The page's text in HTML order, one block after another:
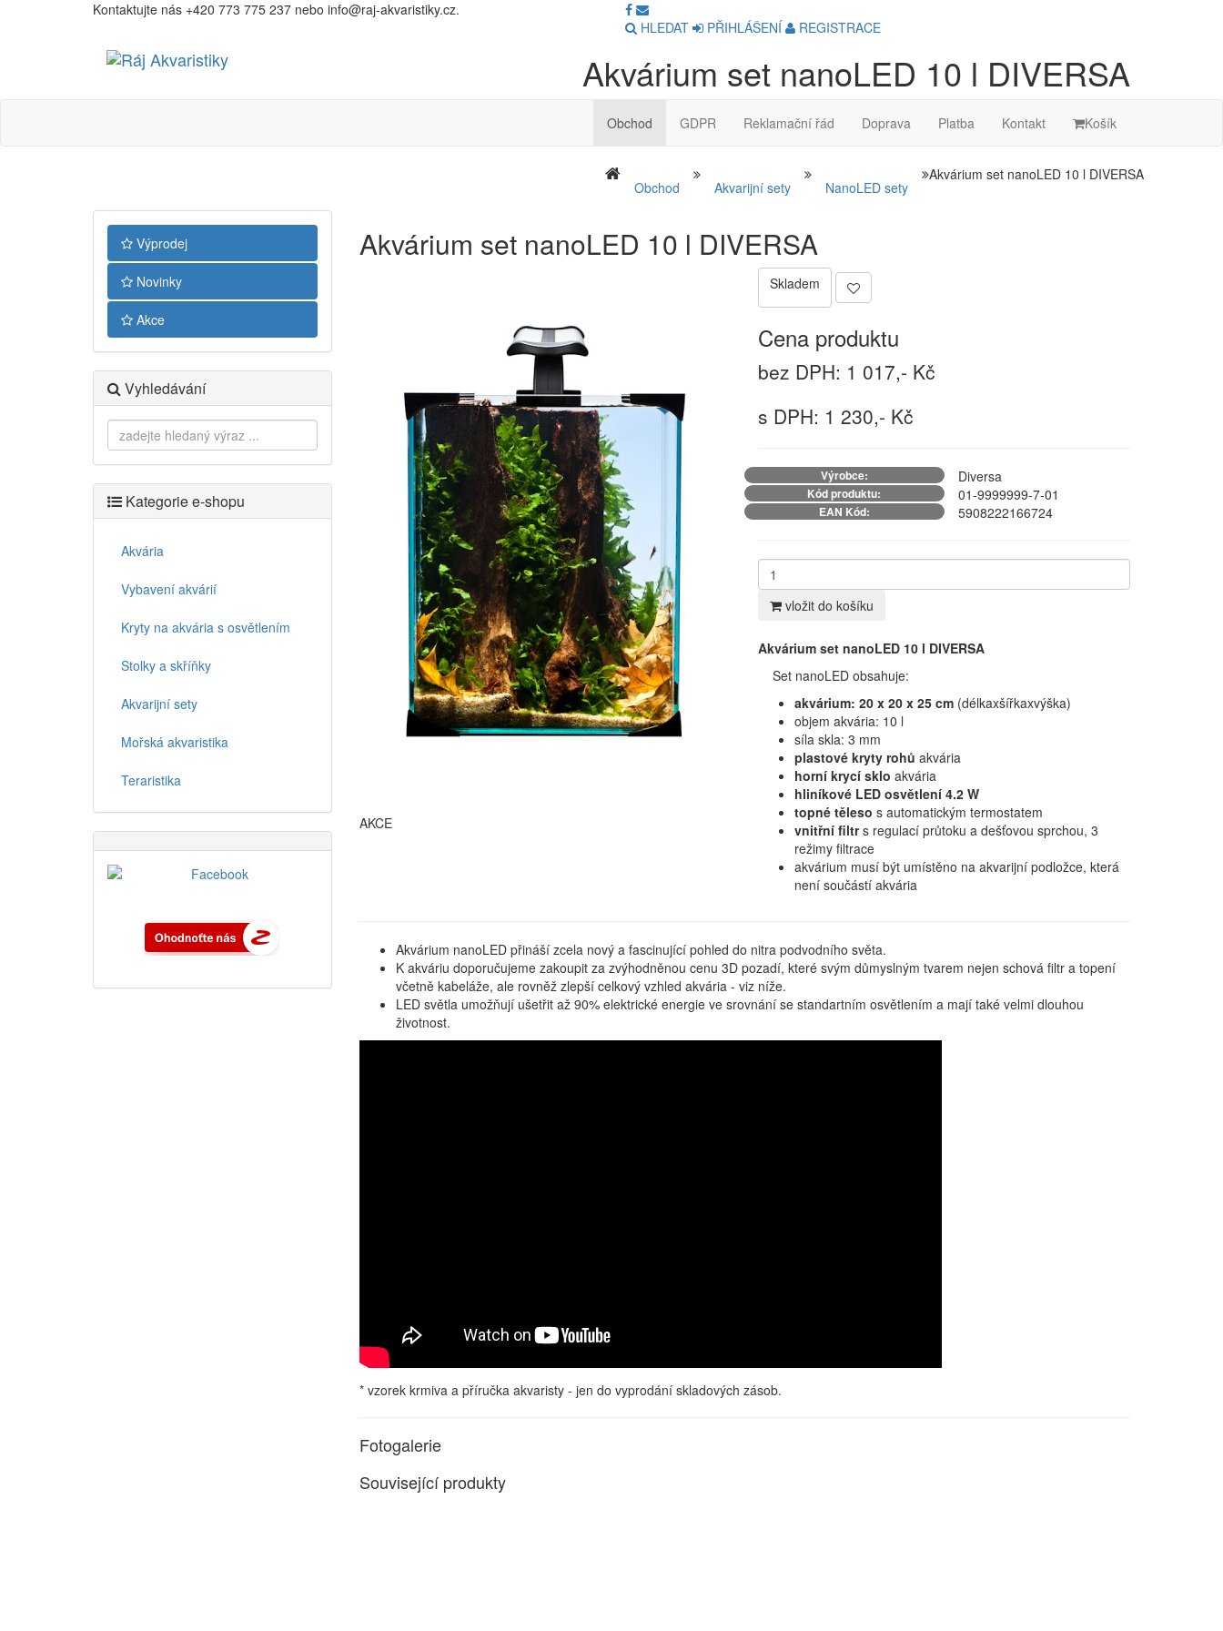
Kontaktujte nás +420 773 775 237 nebo info@raj-akvaristiky.cz.
HLEDAT
PŘIHLÁŠENÍ REGISTRACE
Akvaristiky Akvárium set nanoLED 10 l DIVERSA
Obchod GDPR Reklamační řád Doprava Platba Kontakt Košík
Obchod Akvarijní sety NanoLED sety
Akvárium set nanoLED 10 l DIVERSA
Výprodej
Novinky
Akce
Vyhledávání
Kategorie e-shopu
Akvária
Vybavení akvárií
Kryty na akvária s osvětlením
Stolky a skříňky
Akvarijní sety
Mořská akvaristika
Teraristika
Akvárium set nanoLED 10 l DIVERSA
AKCE
Skladem
Cena produktu
bez DPH: 1 017,- Kč
s DPH: 1 230,- Kč
Výrobce: Diversa
Kód produktu: 01-9999999-7-01
EAN Kód: 5908222166724
vložit do košíku
Akvárium set nanoLED 10 l DIVERSA
Set nanoLED obsahuje:
akvárium: 20 x 20 x 25 cm (délkaxšířkaxvýška)
objem akvária: 10 l
síla skla: 3 mm
plastové kryty rohů akvária
horní krycí sklo akvária
hliníkové LED osvětlení 4.2 W
topné těleso s automatickým termostatem
vnitřní filtrs regulací průtoku a dešťovou sprchou, 3
režimy filtrace
akvárium musí být umístěno na akvarijní podložce, která
není součástí akvária
Akvárium nanoLED přináší zcela nový a fascinující pohled do nitra podvodního světa.
K akváriu doporučujeme zakoupit za zvýhodněnou cenu 3D pozadí, které svým důmyslným tvarem nejen schová filtr a topení
včetně kabeláže, ale rovněž zlepší celkový vzhled akvária - viz níže.
LED světla umožňují ušetřit až 90% elektrické energie ve srovnání se standartním osvětlením a mají také velmi dlouhou
životnost.
* vzorek krmiva a příručka akvaristy - jen do vyprodání skladových zásob.
Fotogalerie
Související produkty